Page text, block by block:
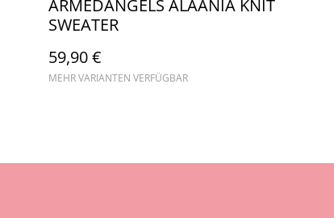
ARMEDANGELS ALAANIA KNIT
SWEATER
59,90 €
MEHR VARIANTEN VERFÜGBAR